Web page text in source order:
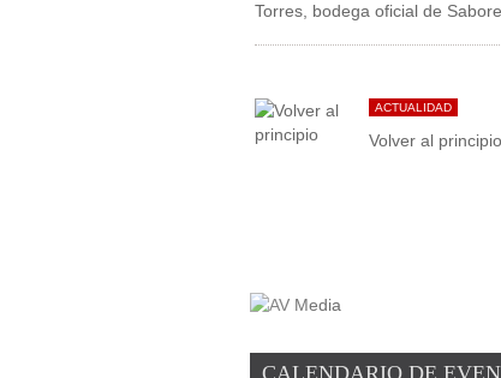
Torres, bodega oficial de
ACTUALIDAD
Volver al principio